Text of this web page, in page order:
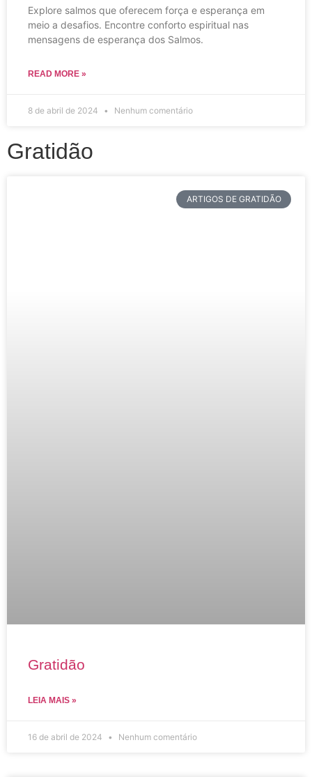
Explore salmos que oferecem força e esperança em
meio a desafios. Encontre conforto espiritual nas
mensagens de esperança dos Salmos.
READ MORE »
8 de abril de 2024 Nenhum comentário
Gratidão
ARTIGOS DE GRATIDÃO
Gratidão
LEIA MAIS »
16 de abril de 2024 Nenhum comentário